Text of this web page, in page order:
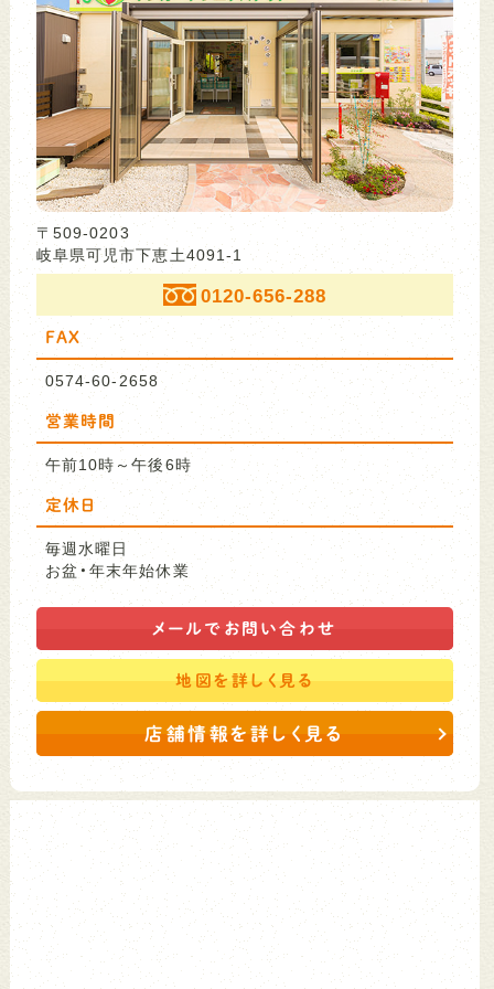
〒509-0203
岐阜県可児市下恵土4091-1
0120-656-288
FAX
0574-60-2658
営業時間
午前10時～午後6時
定休日
毎週水曜日
お盆・年末年始休業
メールで お問い合わせ
地図を詳しく見る
店舗情報を詳しく見る